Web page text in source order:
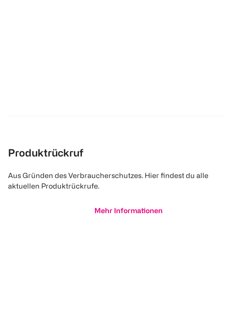
Produktrückruf
Aus Gründen des Verbraucherschutzes. Hier findest du alle
aktuellen Produktrückrufe.
Mehr Informationen